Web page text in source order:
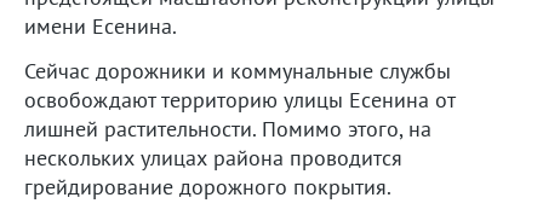
имени Есенина.
Сейчас дорожники и коммунальные службы
освобождают территорию улицы Есенина от
лишней растительности. Помимо этого, на
нескольких улицах района проводится
грейдирование дорожного покрытия.